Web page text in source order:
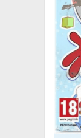
XZONE KLUB